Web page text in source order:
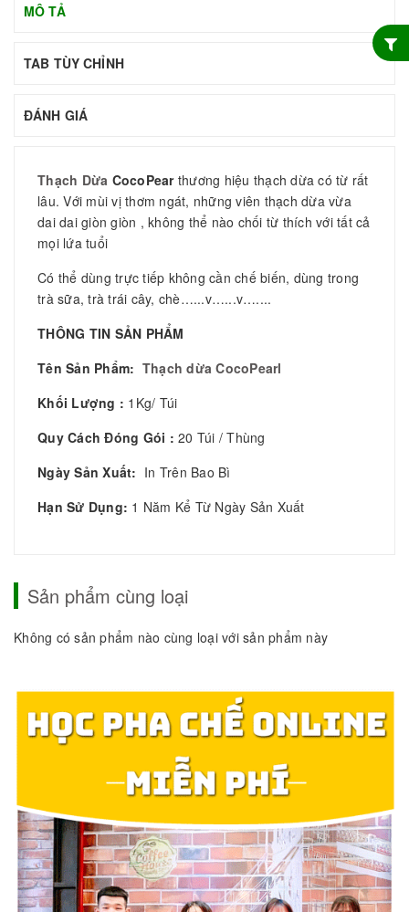
MÔ TẢ
TAB TÙY CHỈNH
ĐÁNH GIÁ
Thạch Dừa CocoPearthương hiệu thạch dừa có từ rất
lâu. Với mùi vị thơm ngát, những viên thạch dừa vừa
dai dai giòn giòn , không thể nào chối từ thích với tất cả
mọi lứa tuổi
Có thể dùng trực tiếp không cần chế biến, dùng trong
trà sữa, trà trái cây, chè…...v…...v…....
THÔNG TIN SẢN PHẨM
Tên Sản Phẩm: Thạch dừa CocoPearl
Khối Lượng : 1Kg/ Túi
Quy Cách Đóng Gói : 20 Túi / Thùng
Ngày Sản Xuất: In Trên Bao Bì
Hạn Sử Dụng: 1 Năm Kể Từ Ngày Sản Xuất
Sản phẩm cùng loại
Không có sản phẩm nào cùng loại với sản phẩm này